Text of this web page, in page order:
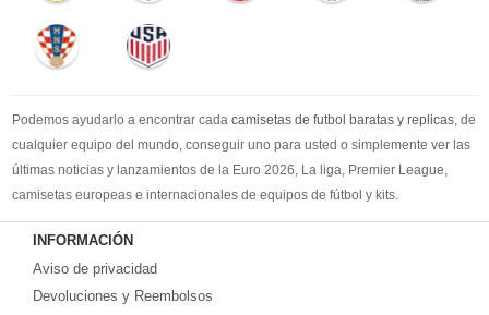
Podemos ayudarlo a encontrar cada camisetas de futbol baratas y replicas, de
cualquier equipo del mundo, conseguir uno para usted o simplemente ver las
últimas noticias y lanzamientos de la Euro 2026, La liga, Premier League,
camisetas europeas e internacionales de equipos de fútbol y kits.
Comprecamisetas de futbol baratasen la tienda deportiva más grande de
Europa. ¡Grandes ofertas en todas las camisetas del club de fútbol, ​​kits
europeos e internacionales, todo a los precios más bajos!
Compre nuestra gran selección de
INFORMACIÓN
Aviso de privacidad
Devoluciones y Reembolsos